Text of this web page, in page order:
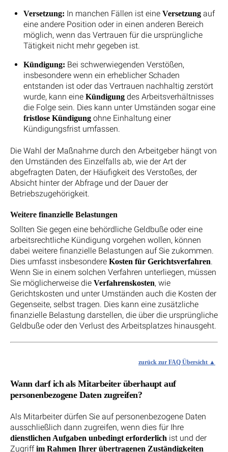
Versetzung: In manchen Fällen ist eine Versetzungauf
eine andere Position oder in einen anderen Bereich
möglich, wenn das Vertrauen für die ursprüngliche
Tätigkeit nicht mehr gegeben ist.
Kündigung: Bei schwerwiegenden Verstößen,
insbesondere wenn ein erheblicher Schaden
entstanden ist oder das Vertrauen nachhaltig zerstört
wurde, kann eine Kündigungdes Arbeitsverhältnisses
die Folge sein. Dies kann unter Umständen sogar eine
fristlose Kündigungohne Einhaltung einer
Kündigungsfrist umfassen.
Die Wahl der Maßnahme durch den Arbeitgeber hängt von
den Umständen des Einzelfalls ab, wie der Art der
abgefragten Daten, der Häufigkeit des Verstoßes, der
Absicht hinter der Abfrage und der Dauer der
Betriebszugehörigkeit.
Weitere finanzielle Belastungen
Sollten Sie gegen eine behördliche Geldbuße oder eine
arbeitsrechtliche Kündigung vorgehen wollen, können
dabei weitere finanzielle Belastungen auf Sie zukommen.
Dies umfasst insbesondere Kosten für Gerichtsverfahren.
Wenn Sie in einem solchen Verfahren unterliegen, müssen
Sie möglicherweise die Verfahrenskosten, wie
Gerichtskosten und unter Umständen auch die Kosten der
Gegenseite, selbst tragen. Dies kann eine zusätzliche
finanzielle Belastung darstellen, die über die ursprüngliche
Geldbuße oder den Verlust des Arbeitsplatzes hinausgeht.
zurück zur FAQ Übersicht
Wann darf ich als Mitarbeiter überhaupt auf
personenbezogene Daten zugreifen?
Als Mitarbeiter dürfen Sie auf personenbezogene Daten
ausschließlich dann zugreifen, wenn dies für Ihre
dienstlichen Aufgaben unbedingt erforderlich ist und der
Zugriffim Rahmen Ihrer übertragenen Zuständigkeiten